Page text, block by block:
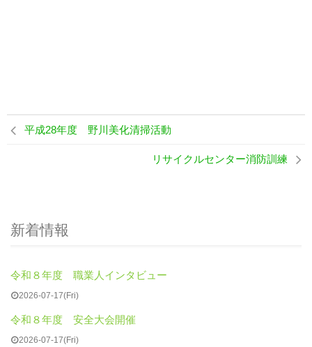
平成28年度 野川美化清掃活動
リサイクルセンター消防訓練
新着情報
令和８年度 職業人インタビュー
2026-07-17(Fri)
令和８年度 安全大会開催
2026-07-17(Fri)